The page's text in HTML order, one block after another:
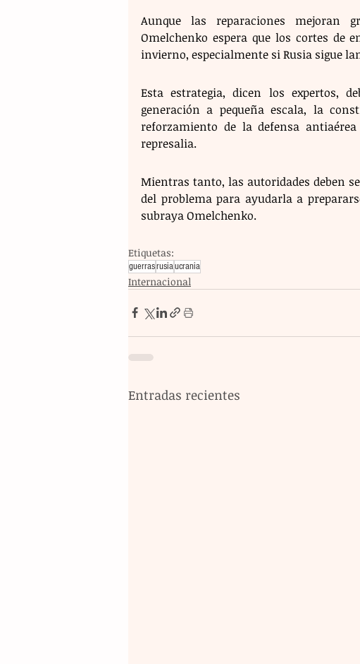
Aunque las reparaciones mejoran
Omelchenko espera que los cortes de
invierno, especialmente si Rusia sigue
Esta estrategia, dicen los expertos,
generación a pequeña escala, la
reforzamiento de la defensa
represalia.
Mientras tanto, las autoridades deben
del problema para ayudarla a
subraya Omelchenko.
Etiquetas:
guerrasrusiaucrania
Internacional
Entradas recientes